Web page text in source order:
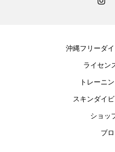
沖縄フリーダ
ライセン
トレーニ
スキンダイ
ショッ
ブ